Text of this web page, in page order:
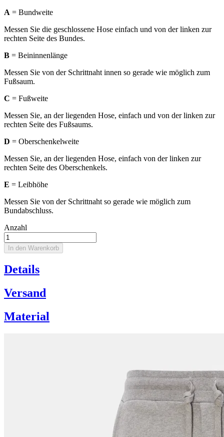
A = Bundweite
Messen Sie die geschlossene Hose einfach und von der linken zur
rechten Seite des Bundes.
B = Beininnenlänge
Messen Sie von der Schrittnaht innen so gerade wie möglich zum
Fußsaum.
C = Fußweite
Messen Sie, an der liegenden Hose, einfach und von der linken zur
rechten Seite des Fußsaums.
D = Oberschenkelweite
Messen Sie, an der liegenden Hose, einfach von der linken zur
rechten Seite des Oberschenkels.
E = Leibhöhe
Messen Sie von der Schrittnaht so gerade wie möglich zum
Bundabschluss.
Anzahl
In den Warenkorb
Details
Versand
Material